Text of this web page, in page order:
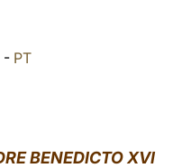
PT
BENEDICTO XVI